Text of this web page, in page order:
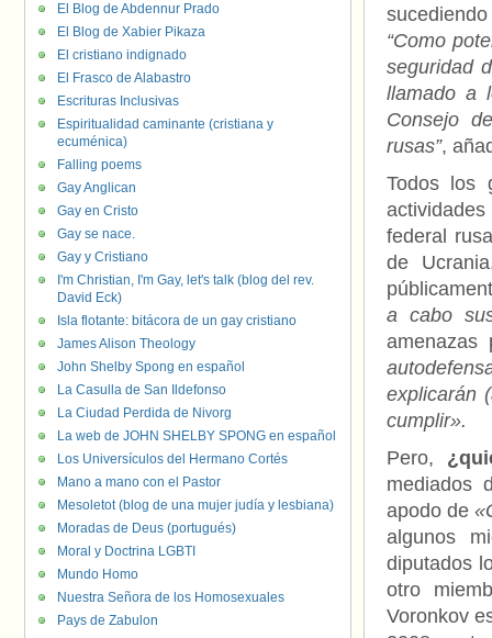
“Como
seguridad
llamado a
Consejo
rusas”,
Todos los
federal
de
a cabo
amenazas
explicarán
cumplir».
Pero,
mediados
apodo de
algunos
diputados
otro
Voronkov
El Blog de Abdennur Prado
El Blog de Xabier Pikaza
El cristiano indignado
El Frasco de Alabastro
Escrituras Inclusivas
Espiritualidad caminante (cristiana y
ecuménica)
Falling poems
Gay Anglican
Gay en Cristo
Gay se nace.
Gay y Cristiano
I'm Christian, I'm Gay, let's talk (blog del rev.
David Eck)
Isla flotante: bitácora de un gay cristiano
James Alison Theology
John Shelby Spong en español
La Casulla de San Ildefonso
La Ciudad Perdida de Nivorg
La web de JOHN SHELBY SPONG en español
Los Universículos del Hermano Cortés
Mano a mano con el Pastor
Mesoletot (blog de una mujer judía y lesbiana)
Moradas de Deus (portugués)
Moral y Doctrina LGBTI
Mundo Homo
Nuestra Señora de los Homosexuales
Pays de Zabulon